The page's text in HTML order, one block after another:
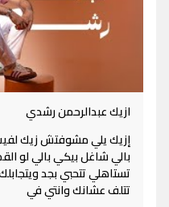
ازيك عبدالرحمن رشدي
إزيك يلي مشوفتش زيك
بالي شاغل بيكي بالي لو
تستاهلي تتحبي بجد
تتلف عشانك وانتي في